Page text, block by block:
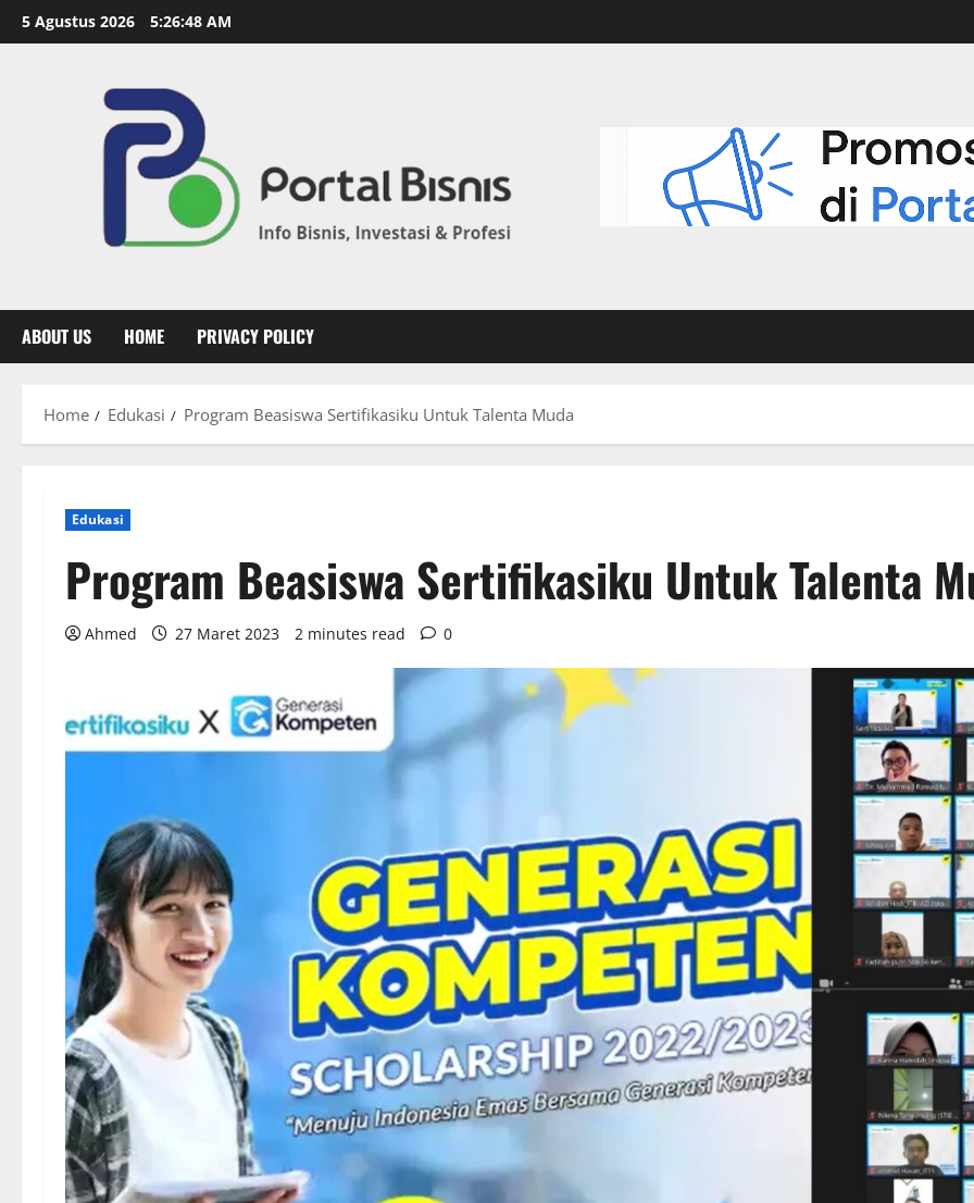
5 Agustus 2026 5:26:49 AM
ABOUT US HOME PRIVACY POLICY
Home Edukasi Program Beasiswa Sertifikasiku Untuk Talenta Muda
Edukasi
Program Beasiswa Sertifikasiku Untuk Talenta
Ahmed 27 Maret 2023 2 minutes read 0